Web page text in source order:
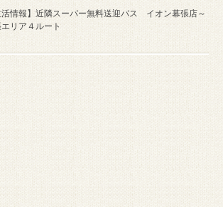
活情報】近隣スーパー無料送迎バス イオン幕張店～
リア４ルート